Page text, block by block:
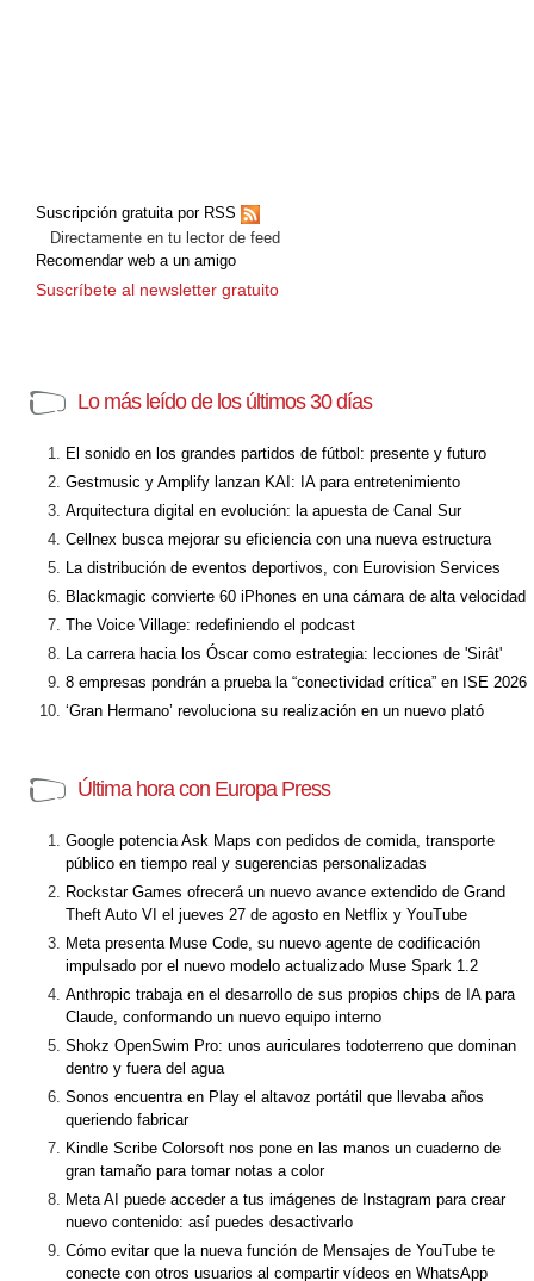
Suscripción gratuita por RSS
Directamente en tu lector de feed
Recomendar web a un amigo
Suscríbete al newsletter gratuito
Lo más leído de los últimos 30 días
El sonido en los grandes partidos de fútbol: presente y futuro
Gestmusic y Amplify lanzan KAI: IA para entretenimiento
Arquitectura digital en evolución: la apuesta de Canal Sur
Cellnex busca mejorar su eficiencia con una nueva estructura
La distribución de eventos deportivos, con Eurovision Services
Blackmagic convierte 60 iPhones en una cámara de alta velocidad
The Voice Village: redefiniendo el podcast
La carrera hacia los Óscar como estrategia: lecciones de 'Sirât'
8 empresas pondrán a prueba la “conectividad crítica” en ISE 2026
‘Gran Hermano’ revoluciona su realización en un nuevo plató
Última hora con Europa Press
Google potencia Ask Maps con pedidos de comida, transporte
público en tiempo real y sugerencias personalizadas
Rockstar Games ofrecerá un nuevo avance extendido de Grand
Theft Auto VI el jueves 27 de agosto en Netflix y YouTube
Meta presenta Muse Code, su nuevo agente de codificación
impulsado por el nuevo modelo actualizado Muse Spark 1.2
Anthropic trabaja en el desarrollo de sus propios chips de IA para
Claude, conformando un nuevo equipo interno
Shokz OpenSwim Pro: unos auriculares todoterreno que dominan
dentro y fuera del agua
Sonos encuentra en Play el altavoz portátil que llevaba años
queriendo fabricar
Kindle Scribe Colorsoft nos pone en las manos un cuaderno de
gran tamaño para tomar notas a color
Meta AI puede acceder a tus imágenes de Instagram para crear
nuevo contenido: así puedes desactivarlo
Cómo evitar que la nueva función de Mensajes de YouTube te
conecte con otros usuarios al compartir vídeos en WhatsApp